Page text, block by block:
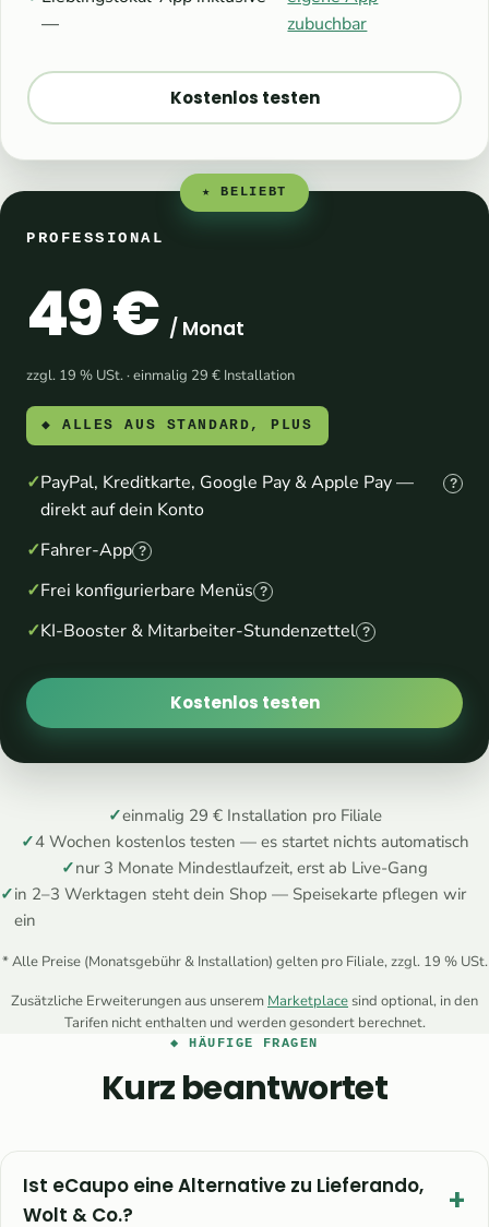
—
zubuchbar
Kostenlos testen
★ BELIEBT
PROFESSIONAL
49 € / Monat
zzgl. 19 % USt. · einmalig 29 € Installation
◆ ALLES AUS STANDARD, PLUS
PayPal, Kreditkarte, Google Pay & Apple Pay —
direkt auf dein Konto
?
Fahrer-App ?
Frei konfigurierbare Menüs ?
KI-Booster & Mitarbeiter-Stundenzettel ?
Kostenlos testen
✓einmalig 29 € Installation pro Filiale
✓4 Wochen kostenlos testen — es startet nichts automatisch
✓nur 3 Monate Mindestlaufzeit, erst ab Live-Gang
✓in 2–3 Werktagen steht dein Shop — Speisekarte pflegen wir
ein
* Alle Preise (Monatsgebühr & Installation) gelten pro Filiale, zzgl. 19 % USt.
Zusätzliche Erweiterungen aus unserem Marketplacesind optional, in den
Tarifen nicht enthalten und werden gesondert berechnet.
◆ HÄUFIGE FRAGEN
Kurz beantwortet
Ist eCaupo eine Alternative zu Lieferando,
Wolt & Co.?